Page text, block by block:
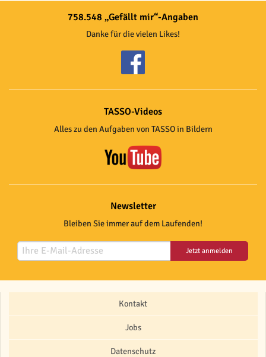
758.548 „Gefällt mir“-Angaben
Danke für die vielen Likes!
TASSO-Videos
Alles zu den Aufgaben von TASSO in Bildern
Newsletter
Bleiben Sie immer auf dem Laufenden!
Jetzt anmelden
Kontakt
Jobs
Datenschutz